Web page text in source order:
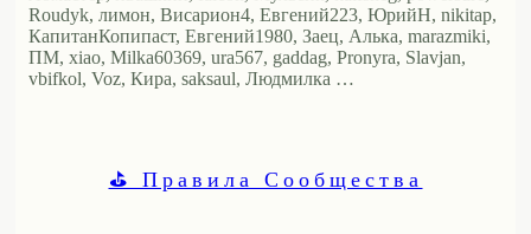
Roudyk, лимон, Висариoн4, Евгений223, ЮрийН, nikitap,
КапитанКопипаст, Евгений1980, Заец, Алька, marazmiki,
ПМ, xiao, Milka60369, ura567, gaddag, Pronyra, Slavjan,
vbifkol, Voz, Кира, saksaul, Людмилка …
⛳ Правила Сообщества